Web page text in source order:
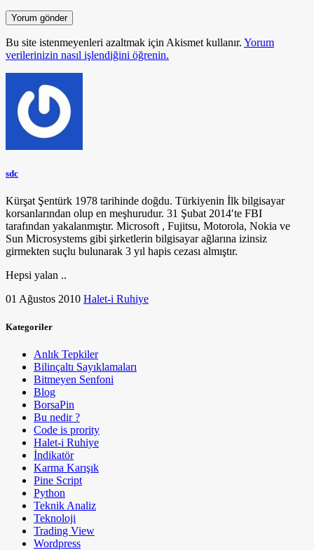
Bu site istenmeyenleri azaltmak için Akismet kullanır. Yorum
verilerinizin nasıl işlendiğini öğrenin.
sdc
Kürşat Şentürk 1978 tarihinde doğdu. Türkiyenin İlk bilgisayar
korsanlarından olup en meşhurudur. 31 Şubat 2014′te FBI
tarafından yakalanmıştır. Microsoft , Fujitsu, Motorola, Nokia ve
Sun Microsystems gibi şirketlerin bilgisayar ağlarına izinsiz
girmekten suçlu bulunarak 3 yıl hapis cezası almıştır.
Hepsi yalan ..
01 Ağustos 2010 Halet-i Ruhiye
Kategoriler
Anlık Tepkiler
Bilinçaltı Sayıklamaları
Bitmeyen Senfoni
Blog
BorsaPin
Bu nedir ?
Code is prority
Halet-i Ruhiye
İndikatör
Karma Karışık
Pine Script
Python
Teknik Analiz
Teknoloji
Trading View
Wordpress